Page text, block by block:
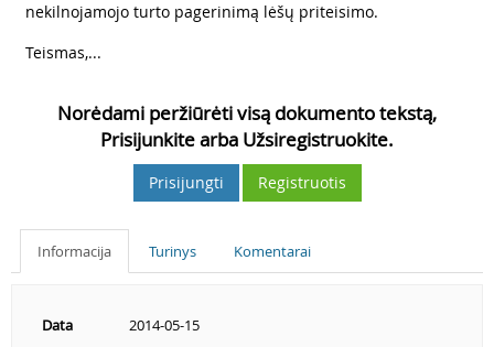
nekilnojamojo turto pagerinimą lėšų priteisimo.
Teismas,...
Norėdami peržiūrėti visą dokumento tekstą,
Prisijunkite arba Užsiregistruokite.
Prisijungti Registruotis
Informacija Turinys Komentarai
Data
2014-05-15